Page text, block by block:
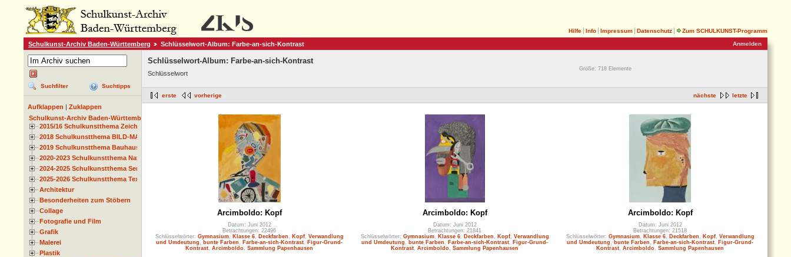
Hilfe Info Impressum Datenschutz
Zum SCHULKUNST-Programm
Anmelden
Schulkunst-Archiv Baden-Württemberg Schlüsselwort-Album: Farbe-an-sich-Kontrast
Suchfilter Suchtipps
Aufklappen
Zuklappen
Schulkunst-Archiv Baden-Württemberg
2015/16 Schulkunstthema Zeichnen
2018 Schulkunstthema BILD-MATERIAL-OBJEKT
2019 Schulkunstthema Bauhaus
2020-2023 Schulkunstthema Natur und Zeit
2024-2025 Schulkunstthema Serie
2025-2026 Schulkunstthema Textil
Architektur
Besonderheiten zum Stöbern
Collage
Fotografie und Film
Grafik
Malerei
Plastik
Schlüsselwort-Album: Farbe-an-sich-Kontrast
Schlüsselwort
Größe: 718 Elemente
nächste letzte
erste vorherige
Arcimboldo: Kopf
Datum: Juni 2012
Betrachtungen: 22496
Schlüsselwörter: Gymnasium, Klasse 6, Deckfarben Kopf, Verwandlung
und Umdeutung
bunte Farben Farbe-an-sich-Kontrast
Figur-Grund-
Kontrast Arcimboldo Sammlung Papenhausen
Arcimboldo: Kopf
Datum: Juni 2012
Betrachtungen: 21841
Schlüsselwörter: Gymnasium, Klasse 6, Deckfarben Kopf, Verwandlung
und Umdeutung
bunte Farben Farbe-an-sich-Kontrast
Figur-Grund-
Kontrast Arcimboldo Sammlung Papenhausen
Arcimboldo: Kopf
Datum: Juni 2012
Betrachtungen: 21518
Schlüsselwörter: Gymnasium, Klasse 6, Deckfarben Kopf, Verwandlung
und Umdeutung
bunte Farben Farbe-an-sich-Kontrast
Figur-Grund-
Kontrast Arcimboldo Sammlung Papenhausen